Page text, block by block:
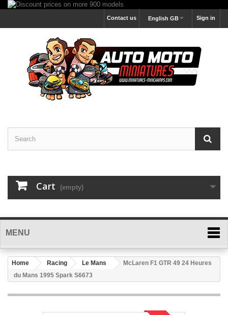
Sign in
English GB
Contact us
Cart (empty)
MENU
Home Racing Le Mans
McLaren F1 GTR 49 24 Heures
du Mans 1995 Spark S6673